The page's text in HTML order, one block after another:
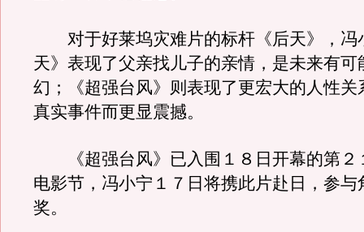
对于好莱坞灾难片的标杆《后天》，冯
天》表现了父亲找儿子的亲情，是未来有可
幻；《超强台风》则表现了更宏大的人性关
真实事件而更显震撼。
《超强台风》已入围１８日开幕的第２
电影节，冯小宁１７日将携此片赴日，参与
奖。